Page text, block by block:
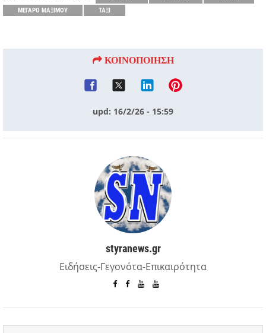
ΜΕΓΑΡΟ ΜΑΞΙΜΟΥ
ΤΑΞΙ
ΚΟΙΝΟΠΟΙΗΣΗ
upd: 16/2/26 - 15:59
styranews.gr
Ειδήσεις-Γεγονότα-Επικαιρότητα